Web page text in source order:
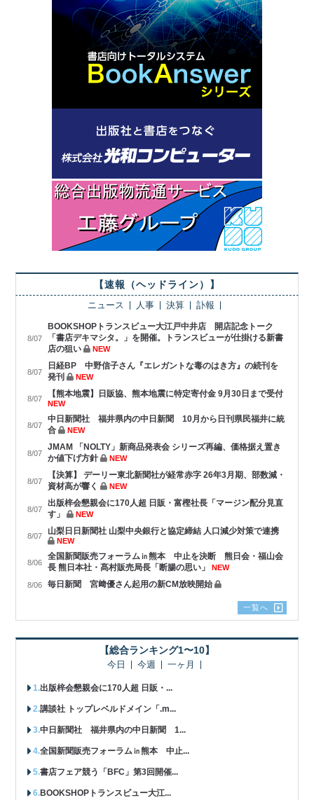
【速報（ヘッドライン）】
ニュース 人事 決算 訃報
8/07
BOOKSHOPトランスビュー大江戸中井店 開店記念トーク
「書店デキマシタ。」を開催。トランスビューが仕掛ける新書
店の狙い
NEW
8/07
日経BP 中野信子さん『エレガントな毒のはき方』の続刊を
発刊
NEW
8/07 【熊本地震】日販協、熊本地震に特定寄付金 9月30日まで受付
NEW
8/07
中日新聞社 福井県内の中日新聞 10月から日刊県民福井に統
合
NEW
8/07
JMAM 「NOLTY」新商品発表会 シリーズ再編、価格据え置き
か値下げ方針
NEW
8/07
【決算】 デーリー東北新聞社が経常赤字 26年3月期、部数減・
資材高が響く
NEW
8/07
出版梓会懇親会に170人超 日販・富樫社長「マージン配分見直
す」
NEW
8/07 山梨日日新聞社 山梨中央銀行と協定締結 人口減少対策で連携
NEW
8/06
全国新聞販売フォーラム㏌熊本 中止を決断 熊日会・福山会
長 熊日本社・髙村販売局長「断腸の思い」
NEW
8/06 毎日新聞 宮﨑優さん起用の新CM放映開始
一覧へ
【総合ランキング1〜10】
今日 今週 一ヶ月
出版梓会懇親会に170人超 日販・...
講談社 トップレベルドメイン「.m...
中日新聞社 福井県内の中日新聞 1...
全国新聞販売フォーラム㏌熊本 中止...
書店フェア競う「BFC」第3回開催...
BOOKSHOPトランスビュー大江...